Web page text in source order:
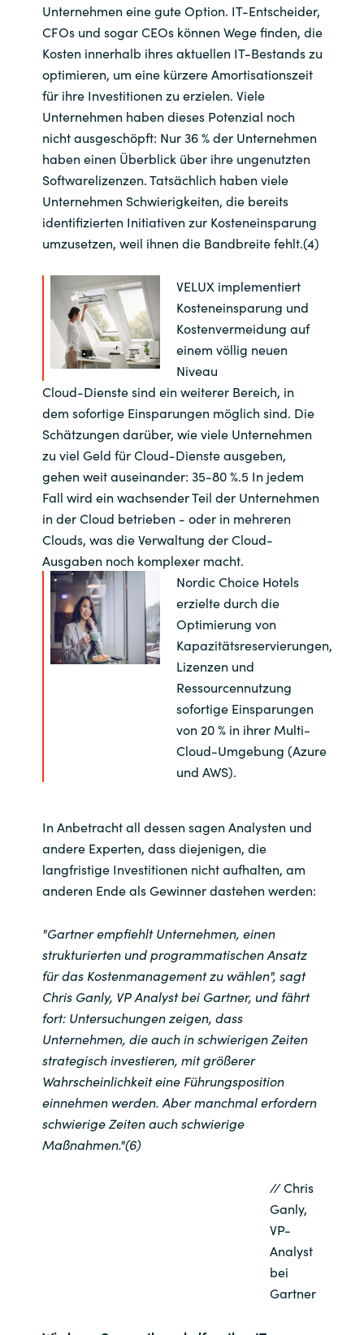
Unternehmen eine gute Option. IT-Entscheider,
CFOs und sogar CEOs können Wege finden, die
Kosten innerhalb ihres aktuellen IT-Bestands zu
optimieren, um eine kürzere Amortisationszeit
für ihre Investitionen zu erzielen. Viele
Unternehmen haben dieses Potenzial noch
nicht ausgeschöpft: Nur 36 % der Unternehmen
haben einen Überblick über ihre ungenutzten
Softwarelizenzen. Tatsächlich haben viele
Unternehmen Schwierigkeiten, die bereits
identifizierten Initiativen zur Kosteneinsparung
umzusetzen, weil ihnen die Bandbreite fehlt.(4)
VELUX implementiert
Kosteneinsparung und
Kostenvermeidung auf
einem völlig neuen
Niveau
Cloud-Dienste sind ein weiterer Bereich, in
dem sofortige Einsparungen möglich sind. Die
Schätzungen darüber, wie viele Unternehmen
zu viel Geld für Cloud-Dienste ausgeben,
gehen weit auseinander: 35-80 %.5 In jedem
Fall wird ein wachsender Teil der Unternehmen
in der Cloud betrieben - oder in mehreren
Clouds, was die Verwaltung der Cloud-
Ausgaben noch komplexer macht.
Nordic Choice Hotels
erzielte durch die
Optimierung von
Kapazitätsreservierungen,
Lizenzen und
Ressourcennutzung
sofortige Einsparungen
von 20 % in ihrer Multi-
Cloud-Umgebung (Azure
und AWS).
In Anbetracht all dessen sagen Analysten und
andere Experten, dass diejenigen, die
langfristige Investitionen nicht aufhalten, am
anderen Ende als Gewinner dastehen werden:
"Gartner empfiehlt Unternehmen, einen
strukturierten und programmatischen Ansatz
für das Kostenmanagement zu wählen", sagt
Chris Ganly, VP Analyst bei Gartner, und fährt
fort: Untersuchungen zeigen, dass
Unternehmen, die auch in schwierigen Zeiten
strategisch investieren, mit größerer
Wahrscheinlichkeit eine Führungsposition
einnehmen werden. Aber manchmal erfordern
schwierige Zeiten auch schwierige
Maßnahmen."(6)
//Chris
Ganly,
VP-
Analyst
bei
Gartner